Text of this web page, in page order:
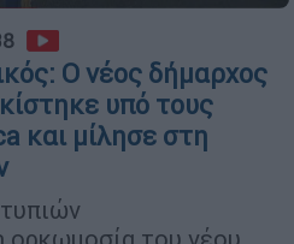
Ο νέος δήμαρχος
υπό τους
και μίλησε στη